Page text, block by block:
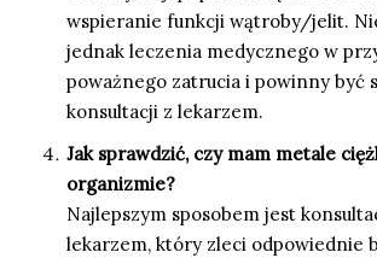
wspieranie funkcji wątroby/jelit.
jednak leczenia medycznego w
poważnego zatrucia i powinny być
konsultacji z lekarzem.
Jak sprawdzić, czy mam metale
organizmie?
Najlepszym sposobem jest
lekarzem, który zleci odpowiednie